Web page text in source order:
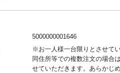
5000000001646
※お一人様一台限りとさせて
同住所等での複数注文の場合
せていただきます。あらかじ